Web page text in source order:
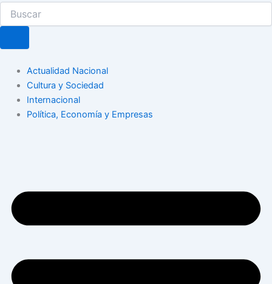
Actualidad Nacional
Cultura y Sociedad
Internacional
Política, Economía y Empresas